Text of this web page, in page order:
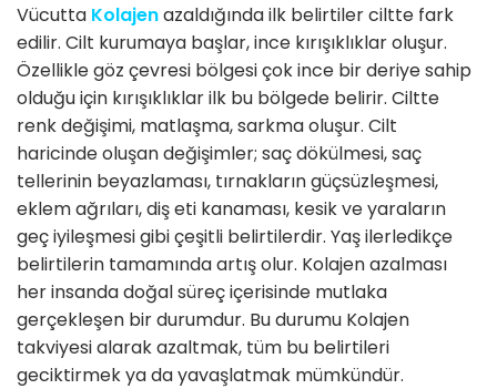
Vücutta Kolajenazaldığında ilk belirtiler ciltte fark
edilir. Cilt kurumaya başlar, ince kırışıklıklar oluşur.
Özellikle göz çevresi bölgesi çok ince bir deriye sahip
olduğu için kırışıklıklar ilk bu bölgede belirir. Ciltte
renk değişimi, matlaşma, sarkma oluşur. Cilt
haricinde oluşan değişimler; saç dökülmesi, saç
tellerinin beyazlaması, tırnakların güçsüzleşmesi,
eklem ağrıları, diş eti kanaması, kesik ve yaraların
geç iyileşmesi gibi çeşitli belirtilerdir. Yaş ilerledikçe
belirtilerin tamamında artış olur. Kolajen azalması
her insanda doğal süreç içerisinde mutlaka
gerçekleşen bir durumdur. Bu durumu Kolajen
takviyesi alarak azaltmak, tüm bu belirtileri
geciktirmek ya da yavaşlatmak mümkündür.